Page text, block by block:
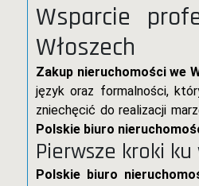
Wsparcie
Włoszech
Zakup nieruchomości we
język oraz formalności,
zniechęcić do realizacji
Polskie biuro
Pierwsze kroki
Polskie biuro